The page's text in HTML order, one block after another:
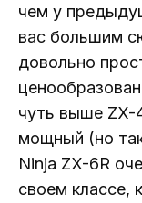
чем у
вас большим
довольно
чуть выше ZX-
мощный (но
Ninja ZX-6R
своем классе,